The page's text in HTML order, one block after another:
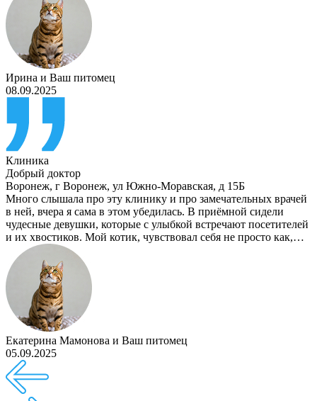
Ирина и Ваш питомец
08.09.2025
Клиника
Добрый доктор
Воронеж, г Воронеж, ул Южно-Моравская, д 15Б
Много слышала про эту клинику и про замечательных врачей
в ней, вчера я сама в этом убедилась. В приёмной сидели
чудесные девушки, которые с улыбкой встречают посетителей
и их хвостиков. Мой котик, чувствовал себя не просто как,…
Екатерина Мамонова и Ваш питомец
05.09.2025